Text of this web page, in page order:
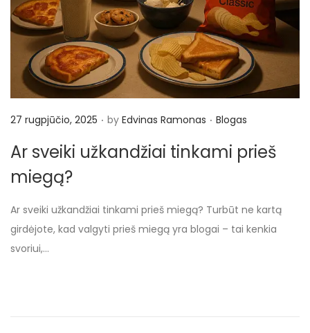
P
s
t
d
o
n
27 rugpjūčio, 2025 . by Edvinas Ramonas . P
s
d
i
Blogas
Ar sveiki užkandžiai tinkami prieš
miegą?
Ar sveiki užkandžiai tinkami prieš miegą? Turbūt ne kartą
girdėjote, kad valgyti prieš miegą yra blogai – tai kenkia
svoriui,…